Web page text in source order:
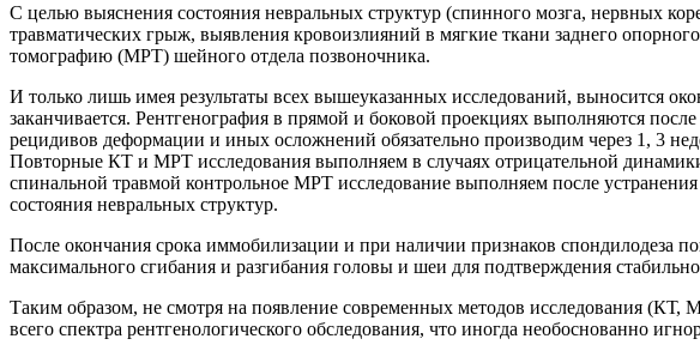
С целью выяснения состояния невральных структур (спинного мозга, нервных
травматических грыж, выявления кровоизлияний в мягкие ткани заднего
томографию (МРТ) шейного отдела позвоночника.
И только лишь имея результаты всех вышеуказанных исследований, выносится
заканчивается. Рентгенография в прямой и боковой проекциях выполняются
рецидивов деформации и иных осложнений обязательно производим через 1, 3
Повторные КТ и МРТ исследования выполняем в случаях отрицательной
спинальной травмой контрольное МРТ исследование выполняем после
состояния невральных структур.
После окончания срока иммобилизации и при наличии признаков спондилодеза
максимального сгибания и разгибания головы и шеи для подтверждения
Таким образом, не смотря на появление современных методов исследования
всего спектра рентгенологического обследования, что иногда необоснованно